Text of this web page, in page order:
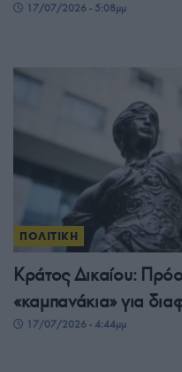
17/07/2026 - 5:08μμ
ΠΟΛΙΤΙΚΗ
Κράτος Δικαίου:
«καμπανάκια» για
17/07/2026 - 4:44μμ